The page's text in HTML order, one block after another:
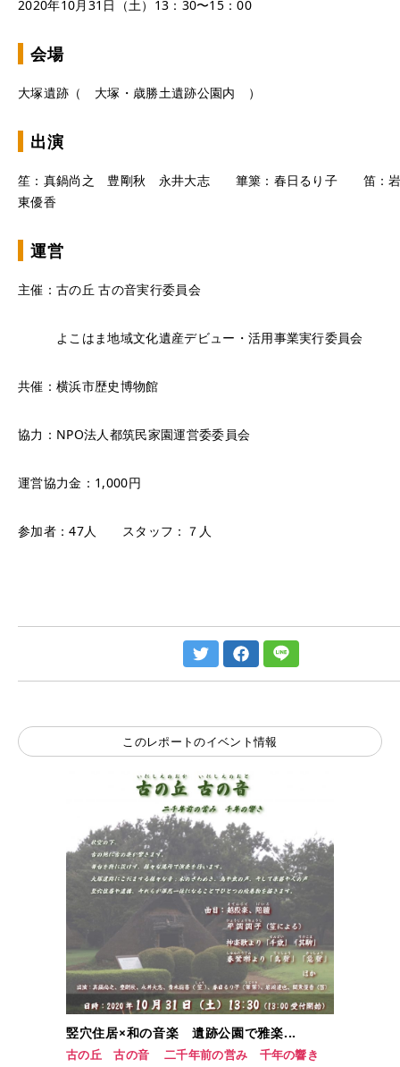
2020年10月31日（土）13：30〜15：00
会場
大塚遺跡（ 大塚・歳勝土遺跡公園内 ）
出演
笙：真鍋尚之 豊剛秋 永井大志 篳篥：春日るり子 笛：
東優香
運営
主催：古の丘 古の音実行委員会
よこはま地域文化遺産デビュー・活用事業実行委員会
共催：横浜市歴史博物館
協力：NPO法人都筑民家園運営委委員会
運営協力金：1,000円
参加者：47人 スタッフ：７人
このレポートのイベント情報
竪穴住居×和の音楽 遺跡公園で雅楽...
古の丘 古の音 二千年前の営み 千年の響き